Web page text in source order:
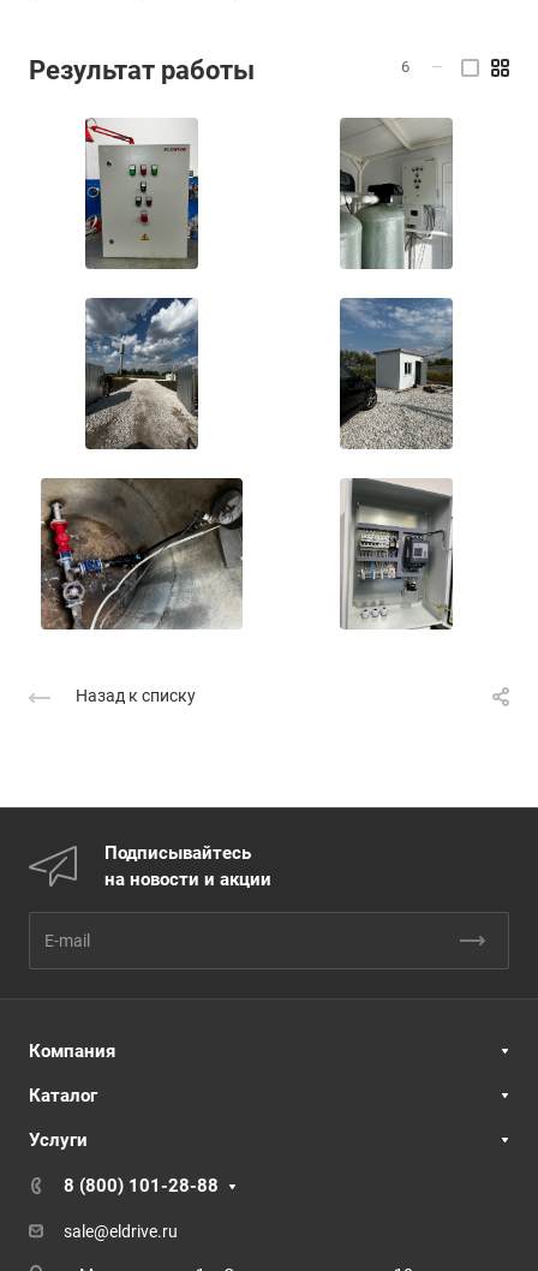
Результат работы 6 —
Назад к списку
Подписывайтесь
на новости и акции
Компания
Каталог
Услуги
8 (800) 101-28-88
sale@eldrive.ru